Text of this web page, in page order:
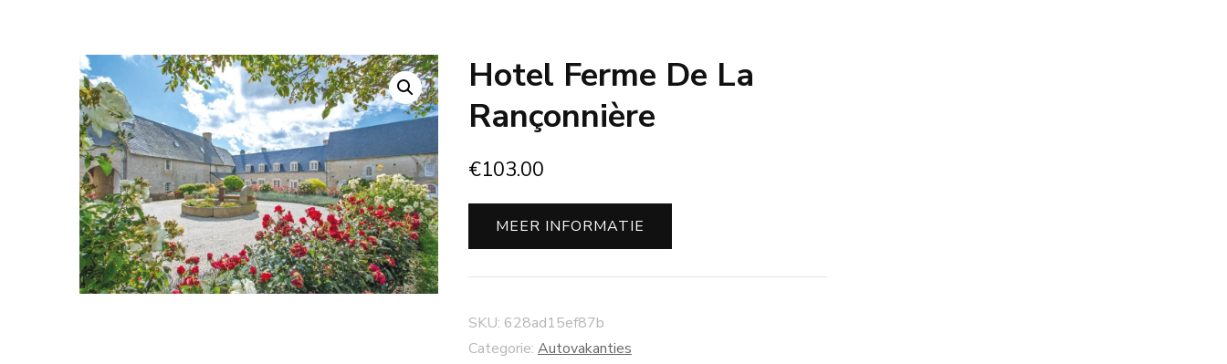
Hotel Ferme De La
Rançonnière
€103.00
MEER INFORMATIE
SKU: 628ad15ef87b
Categorie: Autovakanties